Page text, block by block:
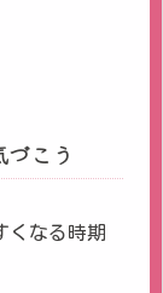
こう
くなる時期